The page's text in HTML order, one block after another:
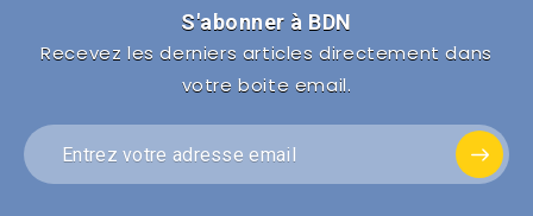
S'abonner à BDN
Recevez les derniers articles directement dans
votre boite email.